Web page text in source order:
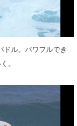
ドル。パワフルでき
。